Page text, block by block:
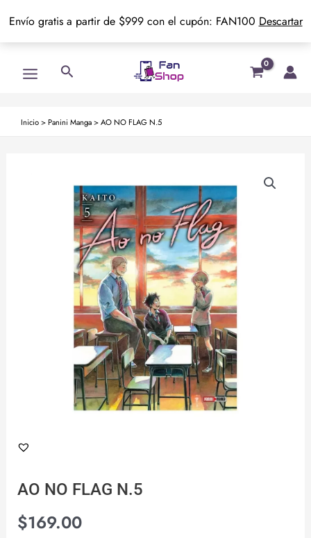
Envío gratis a partir de $999 con el cupón: FAN100 Descartar
Menu
Buscar
Inicio> Panini Manga>AO NO FLAG N.5
AO NO FLAG N.5
$169.00